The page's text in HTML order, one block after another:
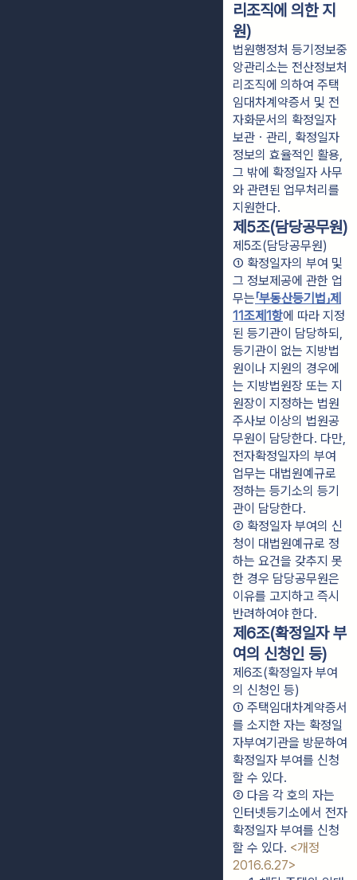
리조직에 의한 지
원)
법원행정처 등기정보중
앙관리소는 전산정보처
리조직에 의하여 주택
임대차계약증서 및 전
자화문서의 확정일자
보관ㆍ관리, 확정일자
정보의 효율적인 활용,
그 밖에 확정일자 사무
와 관련된 업무처리를
지원한다.
제5조(담당공무원)
제5조(담당공무원)
① 확정일자의 부여 및
그 정보제공에 관한 업
무는「부동산등기법」제
11조제1항에 따라 지정
된 등기관이 담당하되,
등기관이 없는 지방법
원이나 지원의 경우에
는 지방법원장 또는 지
원장이 지정하는 법원
주사보 이상의 법원공
무원이 담당한다. 다만,
전자확정일자의 부여
업무는 대법원예규로
정하는 등기소의 등기
관이 담당한다.
② 확정일자 부여의 신
청이 대법원예규로 정
하는 요건을 갖추지 못
한 경우 담당공무원은
이유를 고지하고 즉시
반려하여야 한다.
제6조(확정일자 부
여의 신청인 등)
제6조(확정일자 부여
의 신청인 등)
① 주택임대차계약증서
를 소지한 자는 확정일
자부여기관을 방문하여
확정일자 부여를 신청
할 수 있다.
② 다음 각 호의 자는
인터넷등기소에서 전자
확정일자 부여를 신청
할 수 있다. <개정
2016.6.27>